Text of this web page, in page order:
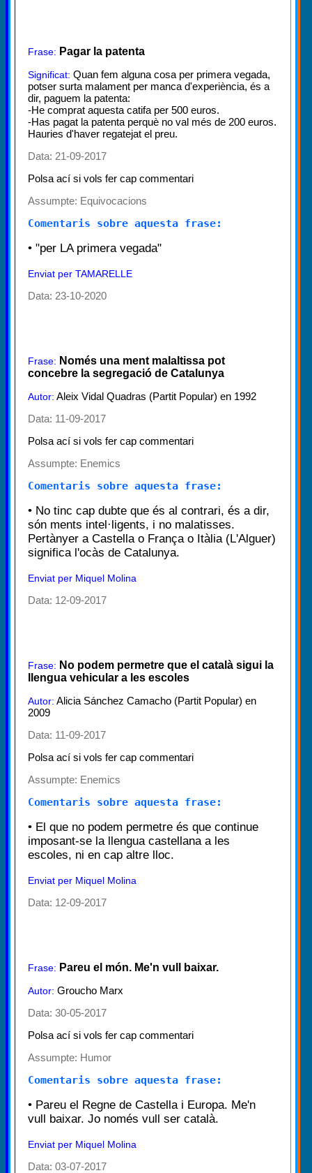
Frase: Pagar la patenta
Significat: Quan fem alguna cosa per primera vegada,
potser surta malament per manca d'experiència, és a
dir, paguem la patenta:
-He comprat aquesta catifa per 500 euros.
-Has pagat la patenta perquè no val més de 200 euros.
Hauries d'haver regatejat el preu.
Data: 21-09-2017
Polsa ací si vols fer cap commentari
Assumpte: Equivocacions
Comentaris sobre aquesta frase:
• "per LA primera vegada"
Enviat per TAMARELLE
Data: 23-10-2020
Frase: Només una ment malaltissa pot
concebre la segregació de Catalunya
Autor: Aleix Vidal Quadras (Partit Popular) en 1992
Data: 11-09-2017
Polsa ací si vols fer cap commentari
Assumpte: Enemics
Comentaris sobre aquesta frase:
• No tinc cap dubte que és al contrari, és a dir,
són ments intel·ligents, i no malatisses.
Pertànyer a Castella o França o Itàlia (L'Alguer)
significa l'ocàs de Catalunya.
Enviat per Miquel Molina
Data: 12-09-2017
Frase: No podem permetre que el català sigui la
llengua vehicular a les escoles
Autor: Alicia Sánchez Camacho (Partit Popular) en
2009
Data: 11-09-2017
Polsa ací si vols fer cap commentari
Assumpte: Enemics
Comentaris sobre aquesta frase:
• El que no podem permetre és que continue
imposant-se la llengua castellana a les
escoles, ni en cap altre lloc.
Enviat per Miquel Molina
Data: 12-09-2017
Frase: Pareu el món. Me'n vull baixar.
Autor: Groucho Marx
Data: 30-05-2017
Polsa ací si vols fer cap commentari
Assumpte: Humor
Comentaris sobre aquesta frase:
• Pareu el Regne de Castella i Europa. Me'n
vull baixar. Jo només vull ser català.
Enviat per Miquel Molina
Data: 03-07-2017